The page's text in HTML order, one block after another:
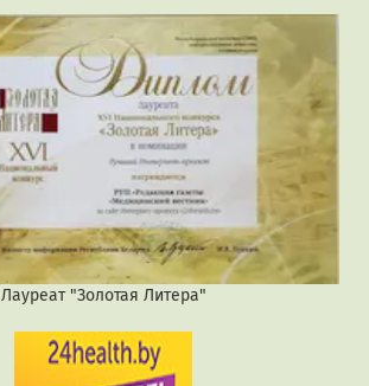
Лауреат "Золотая Литера"